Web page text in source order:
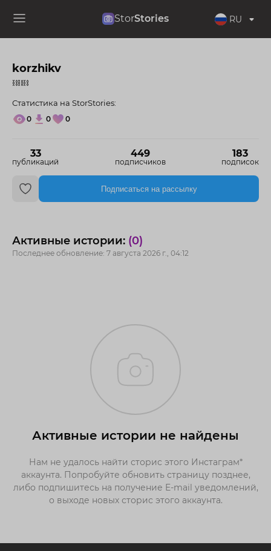
StorStories RU
korzhikv
33
публикаций
449
подписчиков
183
подписок
⛓⛓⛓
Статистика на StorStories:
0 0 0
Подписаться на рассылку
Активные истории: (0)
Последнее обновление: 7 августа 2026 г., 04:12
Активные истории не найдены
Нам не удалось найти сторис этого Инстаграм*
аккаунта. Попробуйте обновить страницу позднее,
либо подпишитесь на получение E-mail уведомлений,
о выходе новых сторис этого аккаунта.